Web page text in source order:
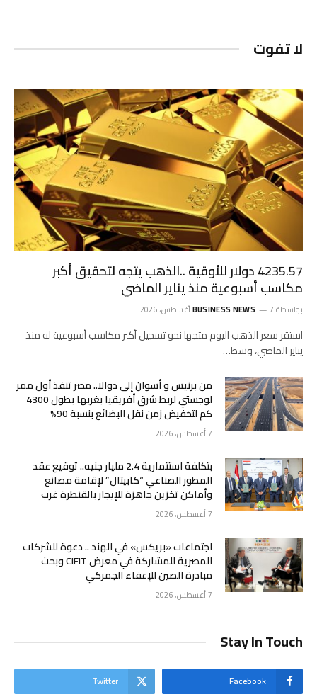
لا تفوت
4235.57 دولار للأوقية ..الذهب يتجه لتحقيق أكبر
مكاسب أسبوعية منذ يناير الماضي
بواسطة BUSINESS NEWS 7 أغسطس، 2026
استقر سعر الذهب اليوم متجها نحو تسجيل أكبر مكاسب أسبوعية له منذ
يناير الماضي، وسط…
من برنيس و أسوان إلى دوالا.. مصر تنفذ أول ممر
لوجستي لربط شرق أفريقيا بغربها بطول 4300
كم لتخفيض زمن نقل البضائع بنسبة 90%
7 أغسطس، 2026
بتكلفة استثمارية 2.4 مليار جنيه.. توقيع عقد
المطور الصناعي “كابيتال” لإقامة مصانع
وأماكن تخزين جاهزة للإيجار بالقنطرة غرب
7 أغسطس، 2026
اجتماعات «بريكس» في الهند .. دعوة للشركات
المصرية للمشاركة في معرض CIFIT وبحث
مبادرة الصين للإعفاء الجمركي
7 أغسطس، 2026
Stay In Touch
Facebook
Twitter